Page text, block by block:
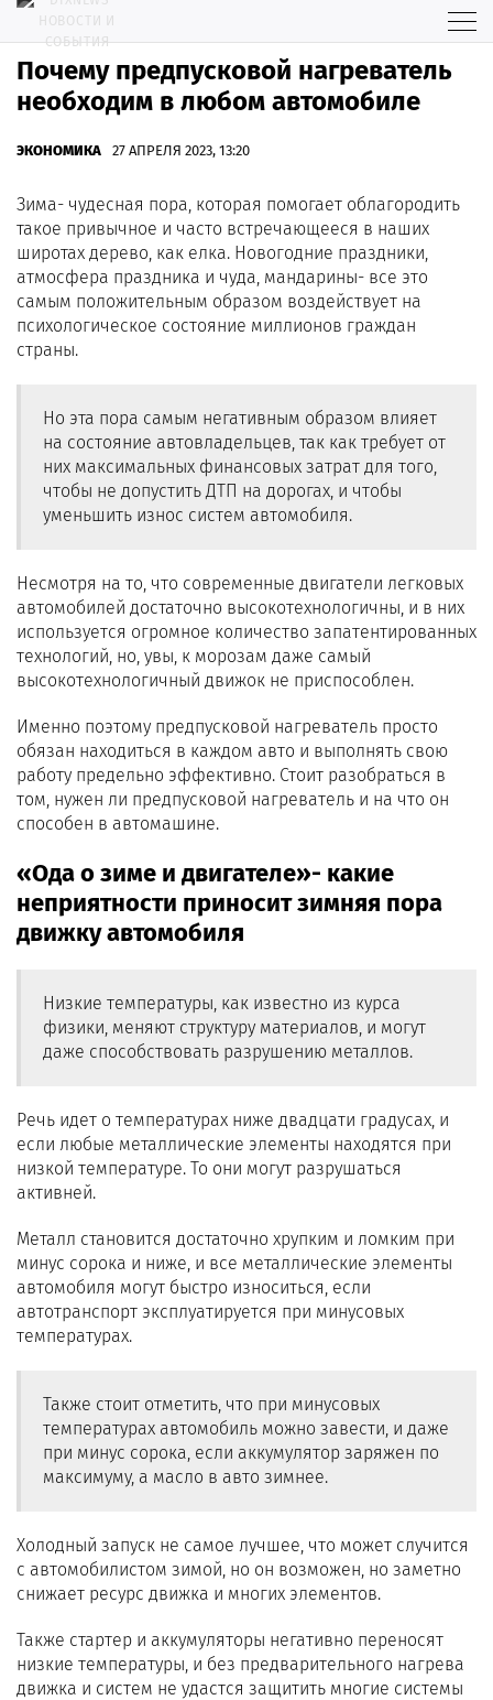
Почему предпусковой нагреватель
необходим в любом автомобиле
ЭКОНОМИКА 27 АПРЕЛЯ 2023, 13:20
Зима- чудесная пора, которая помогает облагородить
такое привычное и часто встречающееся в наших
широтах дерево, как елка. Новогодние праздники,
атмосфера праздника и чуда, мандарины- все это
самым положительным образом воздействует на
психологическое состояние миллионов граждан
страны.
Но эта пора самым негативным образом влияет
на состояние автовладельцев, так как требует от
них максимальных финансовых затрат для того,
чтобы не допустить ДТП на дорогах, и чтобы
уменьшить износ систем автомобиля.
Несмотря на то, что современные двигатели легковых
автомобилей достаточно высокотехнологичны, и в них
используется огромное количество запатентированных
технологий, но, увы, к морозам даже самый
высокотехнологичный движок не приспособлен.
Именно поэтому предпусковой нагреватель просто
обязан находиться в каждом авто и выполнять свою
работу предельно эффективно. Стоит разобраться в
том, нужен ли предпусковой нагреватель и на что он
способен в автомашине.
«Ода о зиме и двигателе»- какие
неприятности приносит зимняя пора
движку автомобиля
Низкие температуры, как известно из курса
физики, меняют структуру материалов, и могут
даже способствовать разрушению металлов.
Речь идет о температурах ниже двадцати градусах, и
если любые металлические элементы находятся при
низкой температуре. То они могут разрушаться
активней.
Металл становится достаточно хрупким и ломким при
минус сорока и ниже, и все металлические элементы
автомобиля могут быстро износиться, если
автотранспорт эксплуатируется при минусовых
температурах.
Также стоит отметить, что при минусовых
температурах автомобиль можно завести, и даже
при минус сорока, если аккумулятор заряжен по
максимуму, а масло в авто зимнее.
Холодный запуск не самое лучшее, что может случится
с автомобилистом зимой, но он возможен, но заметно
снижает ресурс движка и многих элементов.
Также стартер и аккумуляторы негативно переносят
низкие температуры, и без предварительного нагрева
движка и систем не удастся защитить многие системы